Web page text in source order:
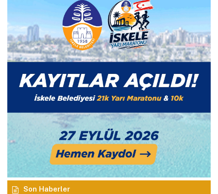
Son Haberler